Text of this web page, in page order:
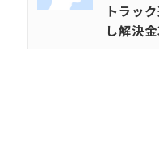
トラッ
し解決